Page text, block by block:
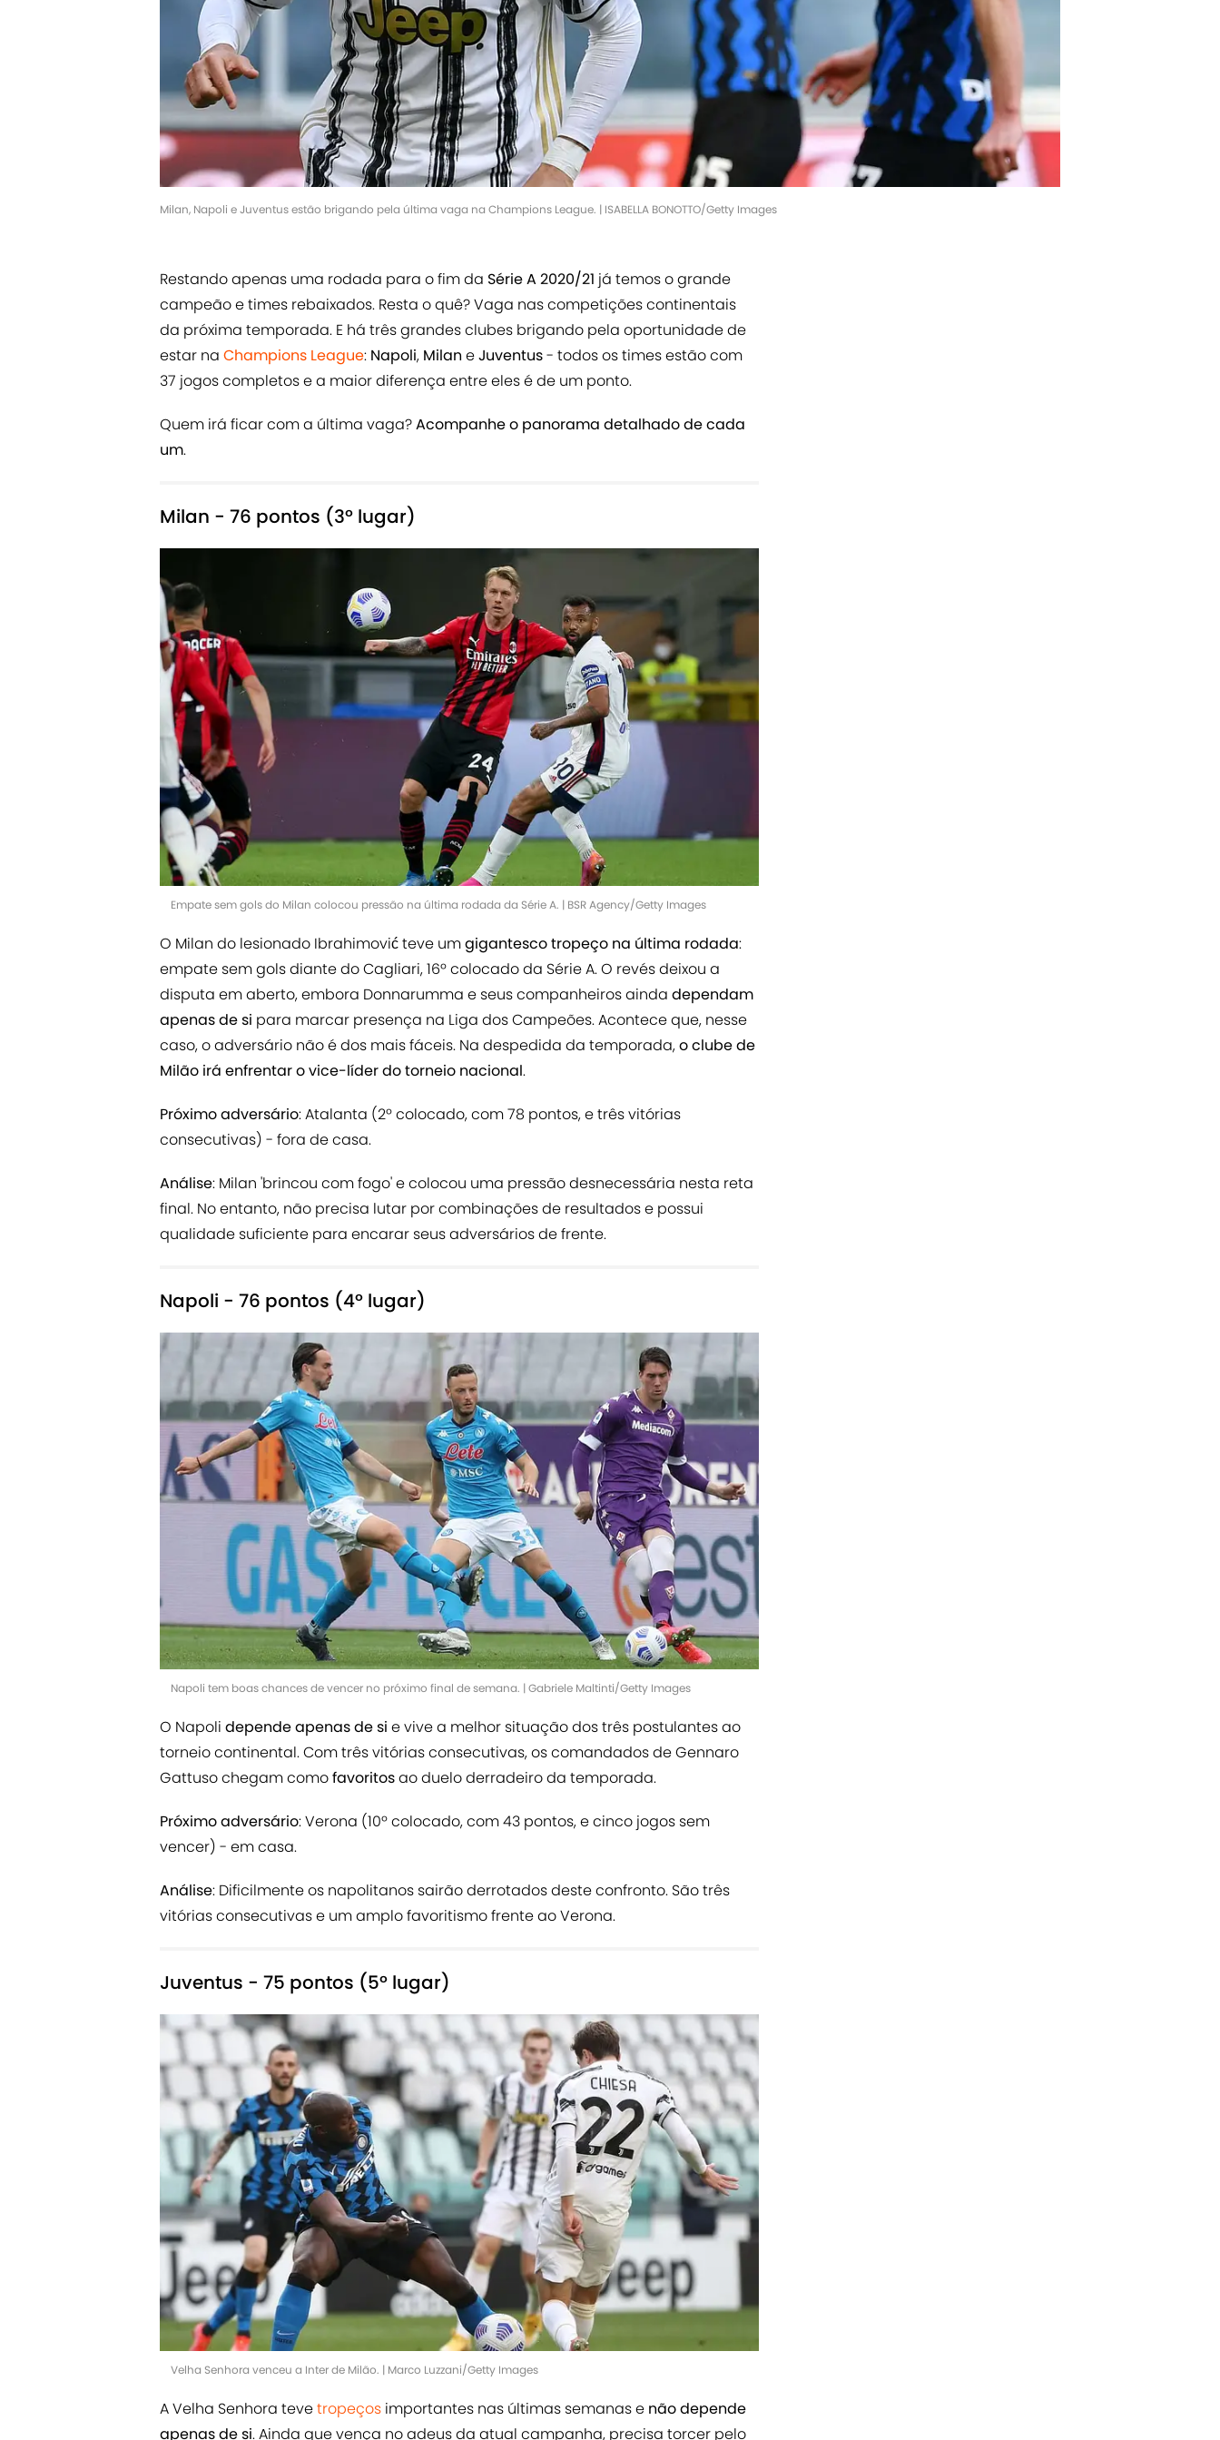
Milan, Napoli e Juventus estão brigando pela última vaga na Champions League. | ISABELLA BONOTTO/Getty Images
Restando apenas uma rodada para o fim da Série A 2020/21 já temos o grande
campeão e times rebaixados. Resta o quê? Vaga nas competições continentais
da próxima temporada. E há três grandes clubes brigando pela oportunidade de
estar na Champions League: Napoli, Milan eJuventus- todos os times estão com
37 jogos completos e a maior diferença entre eles é de um ponto.
Quem irá ficar com a última vaga?Acompanhe o panorama detalhado de cada
um.
Milan - 76 pontos (3º lugar)
Empate sem gols do Milan colocou pressão na última rodada da Série A. | BSR Agency/Getty Images
O Milan do lesionado Ibrahimović teve umgigantesco tropeço na última rodada:
empate sem gols diante do Cagliari, 16º colocado da Série A. O revés deixou a
disputa em aberto, embora Donnarumma e seus companheiros ainda dependam
apenas de si para marcar presença na Liga dos Campeões. Acontece que, nesse
caso, o adversário não é dos mais fáceis. Na despedida da temporada,o clube de
Milão irá enfrentar o vice-líder do torneio nacional.
Próximo adversário: Atalanta (2º colocado, com 78 pontos, e três vitórias
consecutivas) - fora de casa.
Análise: Milan 'brincou com fogo' e colocou uma pressão desnecessária nesta reta
final. No entanto, não precisa lutar por combinações de resultados e possui
qualidade suficiente para encarar seus adversários de frente.
Napoli - 76 pontos (4º lugar)
Napoli tem boas chances de vencer no próximo final de semana. | Gabriele Maltinti/Getty Images
O Napoli depende apenas de si e vive a melhor situação dos três postulantes ao
torneio continental. Com três vitórias consecutivas, os comandados de Gennaro
Gattuso chegam comofavoritosao duelo derradeiro da temporada.
Próximo adversário: Verona (10º colocado, com 43 pontos, e cinco jogos sem
vencer) - em casa.
Análise: Dificilmente os napolitanos sairão derrotados deste confronto. São três
vitórias consecutivas e um amplo favoritismo frente ao Verona.
Juventus - 75 pontos (5º lugar)
Velha Senhora venceu a Inter de Milão. | Marco Luzzani/Getty Images
A Velha Senhora tevetropeços importantes nas últimas semanas e não depende
apenas de si. Ainda que vença no adeus da atual campanha, precisa torcer pelo